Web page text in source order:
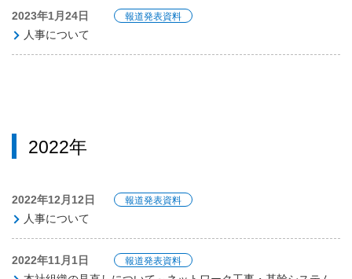
2023年1月24日 報道発表資料
人事について
2022年
2022年12月12日 報道発表資料
人事について
2022年11月1日 報道発表資料